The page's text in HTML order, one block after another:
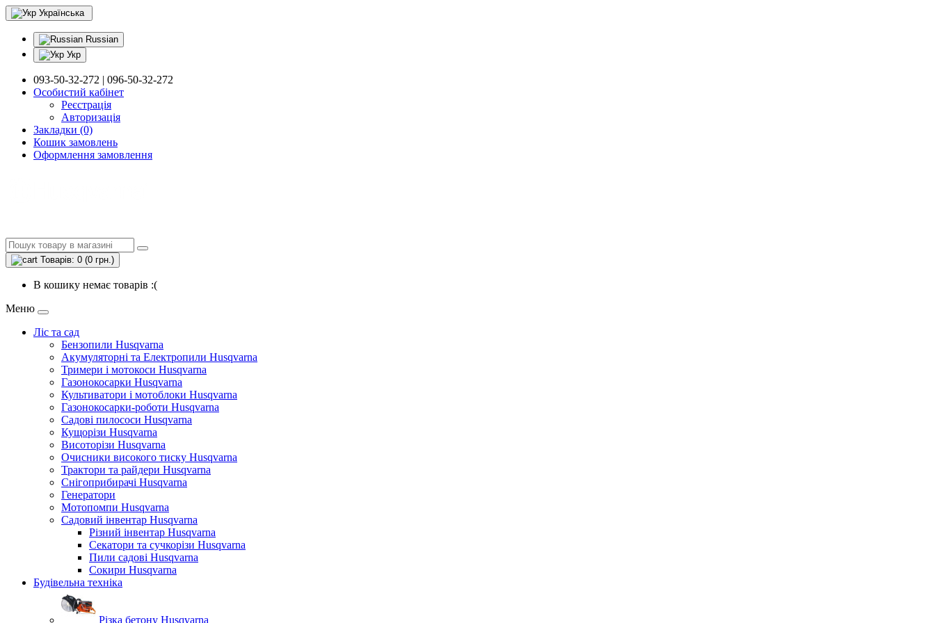
Українська
Russian
Укр
093-50-32-272 | 096-50-32-272
Особистий кабінет
Реєстрація
Авторизація
Закладки (0)
Кошик замовлень
Оформлення замовлення
Товарів: 0 (0 грн.)
В кошику немає товарів :(
Меню
Ліс та сад
Бензопили Husqvarna
Акумуляторні та Електропили Husqvarna
Тримери і мотокоси Husqvarna
Газонокосарки Husqvarna
Культиватори і мотоблоки Husqvarna
Газонокосарки-роботи Husqvarna
Садові пилососи Husqvarna
Кущорізи Husqvarna
Висоторізи Husqvarna
Очисники високого тиску Husqvarna
Трактори та райдери Husqvarna
Снігоприбирачі Husqvarna
Генератори
Мотопомпи Husqvarna
Садовий інвентар Husqvarna
Різний інвентар Husqvarna
Секатори та сучкорізи Husqvarna
Пили садові Husqvarna
Сокири Husqvarna
Будівельна техніка
Різка бетону Husqvarna